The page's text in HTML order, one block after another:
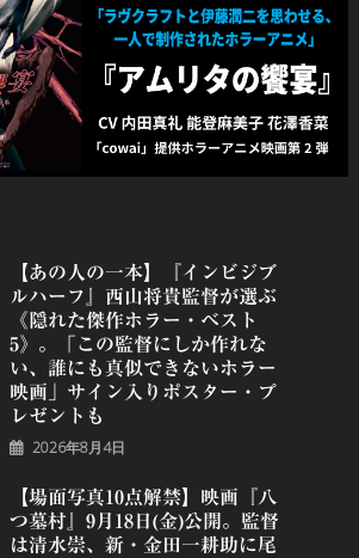
【あの人の一本】『インビジブ
ルハーフ』⻄⼭将貴監督が選ぶ
《隠れた傑作ホラー・ベスト
5》。「この監督にしか作れな
い、誰にも真似できないホラー
映画」サイン入りポスター・プ
レゼントも
2026年8月4日
【場面写真10点解禁】映画『八
つ墓村』9月18日(金)公開。監督
は清水崇、新・金田一耕助に尾